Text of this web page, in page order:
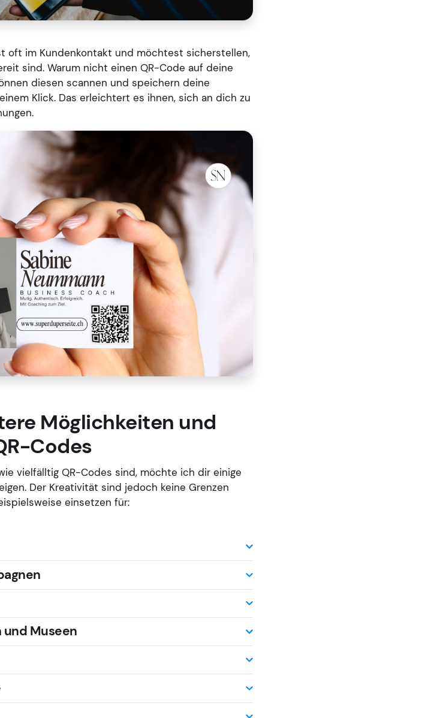
oft im Kundenkontakt und möchtest sicherstellen,
sind. Warum nicht einen QR-Code auf deine
diesen scannen und speichern deine
Klick. Das erleichtert es ihnen, sich an dich zu
Möglichkeiten und
Codes
vielfälltig QR-Codes sind, möchte ich dir einige
Der Kreativität sind jedoch keine Grenzen
einsetzen für:
und Museen